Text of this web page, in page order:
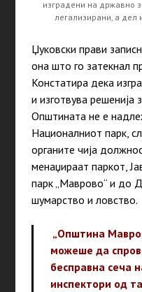
изградени на државно
легализирани, а дел
Џуковски прави
она што го затекнал
Констатира дека
и изготвува решенија
Општината не е
Националниот парк,
органите чија
менаџираат паркот,
парк „Маврово“ и до
шумарство и ловство.
„Општина
можеше да
бесправна сеча
инспектори од